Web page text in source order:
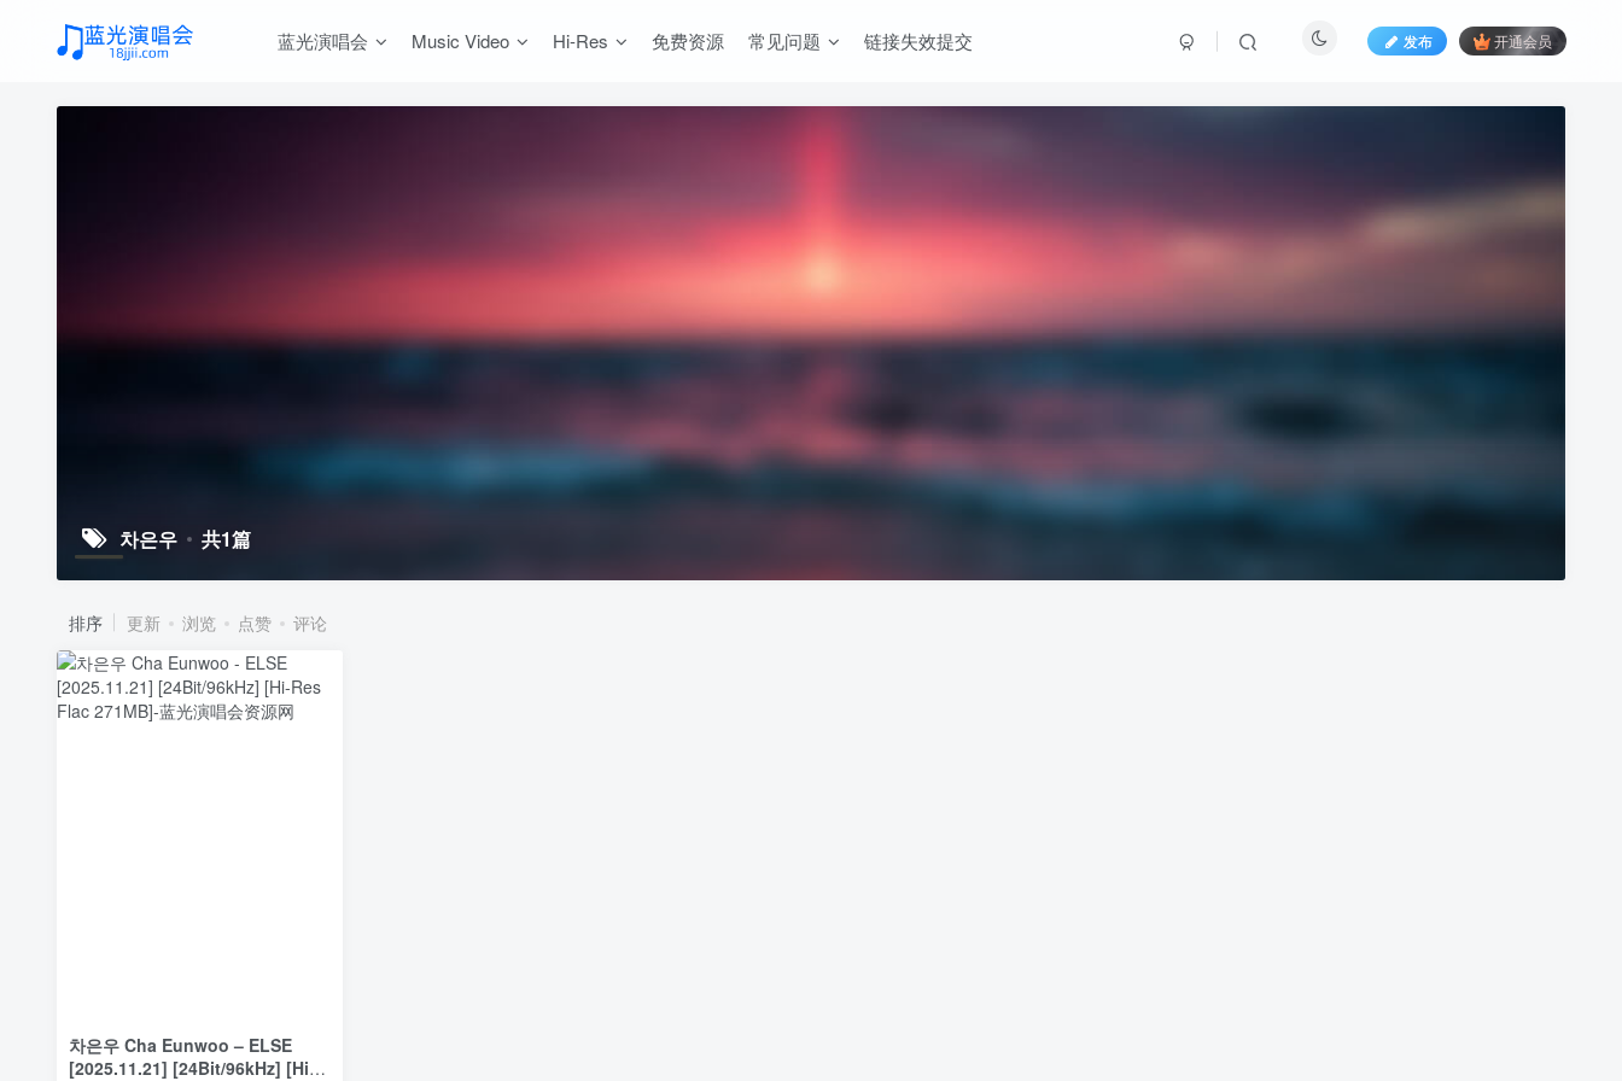
蓝光演唱会 Music Video Hi-Res 免费资源 常见问题 链接失效提交 发布 开通会员
차은우 共1篇
排序 更新 浏览 点赞 评论
차은우 Cha Eunwoo – ELSE
[2025.11.21] [24Bit/96kHz] [Hi-